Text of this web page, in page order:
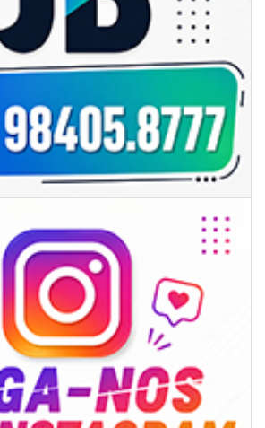
Joab da Pesca foca campanha na infraestrutura
da AMFRI